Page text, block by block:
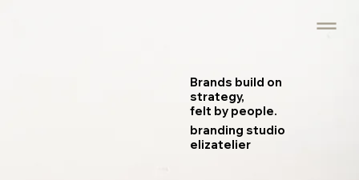
Brands build on
strategy,
felt by people.
branding studio
elizatelier